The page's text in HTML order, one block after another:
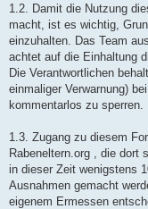
1.2. Damit die Nutzung
macht, ist es wichtig,
einzuhalten. Das Team
achtet auf die Einhaltung
Die Verantwortlichen
einmaliger Verwarnung)
kommentarlos zu sperren.
1.3. Zugang zu diesem
Rabeneltern.org , die dort
in dieser Zeit wenigstens
Ausnahmen gemacht
eigenem Ermessen